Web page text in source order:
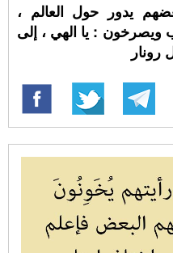
يدور حول العالم ،
ويصرخون : يا الهي ، إلى
رونار